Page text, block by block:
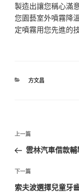
製造出讓您稱心滿
您園藝室外噴霧降
定噴霧用您先進的
分
方文昌
文
導
覽
上
一
文
章
上一篇
雲林汽車借款
下
一
下一篇
索夫波選擇兒童牙